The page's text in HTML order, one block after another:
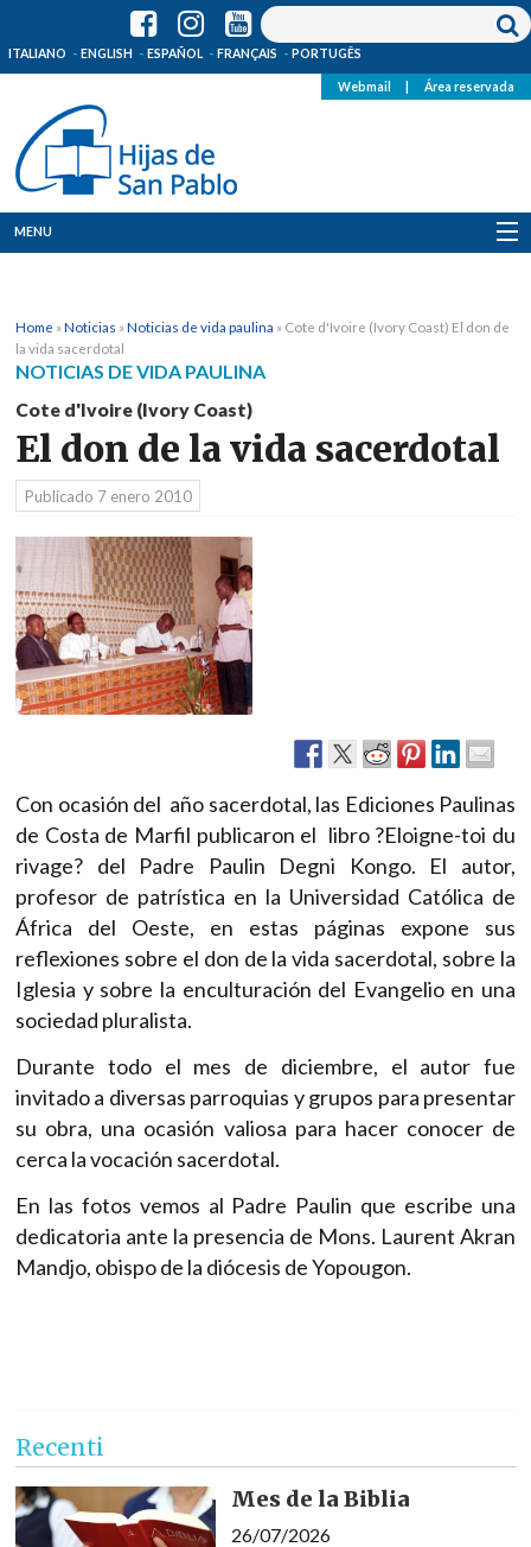
ITALIANO ENGLISH ESPAÑOL FRANÇAIS PORTUGÊS
Webmail Área reservada
MENU
Dónde estamos
Recursos
Media
Home »Noticias »Noticias de vida paulina » Cote d'Ivoire (Ivory Coast) El don de
la vida sacerdotal
NOTICIAS DE VIDA PAULINA
Cote d'Ivoire (Ivory Coast)
El don de la vida sacerdotal
Publicado 7 enero 2010
Con ocasión del año sacerdotal, las Ediciones Paulinas
de Costa de Marfil publicaron el libro ?Eloigne-toi du
rivage? del Padre Paulin Degni Kongo. El autor,
profesor de patrística en la Universidad Católica de
África del Oeste, en estas páginas expone sus
reflexiones sobre el don de la vida sacerdotal, sobre la
Iglesia y sobre la enculturación del Evangelio en una
sociedad pluralista.
Durante todo el mes de diciembre, el autor fue
invitado a diversas parroquias y grupos para presentar
su obra, una ocasión valiosa para hacer conocer de
cerca la vocación sacerdotal.
En las fotos vemos al Padre Paulin que escribe una
dedicatoria ante la presencia de Mons. Laurent Akran
Mandjo, obispo de la diócesis de Yopougon.
Recenti
Mes de la Biblia
26/07/2026